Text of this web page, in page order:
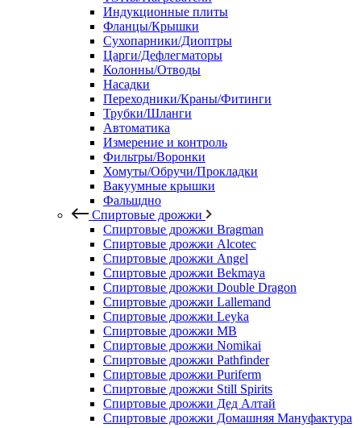
Индукционные плиты
Фланцы/Крышки
Сухопарники/Диоптры
Царги/Дефлегматоры
Колонны/Отводы
Насадки
Переходники/Краны/Фитинги
Трубки/Шланги
Автоматика
Измерение и контроль
Фильтры/Воронки
Хомуты/Обручи/Прокладки
Вакуумные крышки
Фальшдно
Спиртовые дрожжи
Спиртовые дрожжи Bragman
Спиртовые дрожжи Alcotec
Спиртовые дрожжи Angel
Спиртовые дрожжи Bekmaya
Спиртовые дрожжи Double Dragon
Спиртовые дрожжи Lallemand
Спиртовые дрожжи Leyka
Спиртовые дрожжи MB
Спиртовые дрожжи Nomikai
Спиртовые дрожжи Pathfinder
Спиртовые дрожжи Puriferm
Спиртовые дрожжи Still Spirits
Спиртовые дрожжи Дед Алтай
Спиртовые дрожжи Домашняя Мануфактура